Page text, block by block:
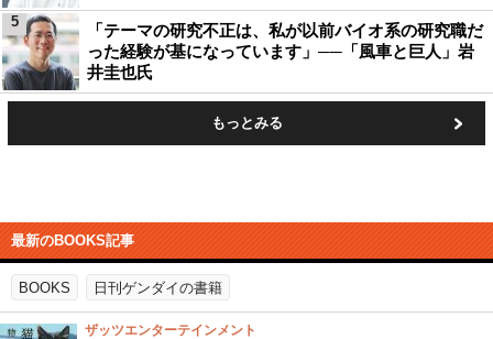
「テーマの研究不正は、私が以前バイオ系の研究職だ
った経験が基になっています」──「風車と巨人」岩
井圭也氏
5
もっとみる
最新のBOOKS記事
BOOKS 日刊ゲンダイの書籍
ザッツエンターテインメント